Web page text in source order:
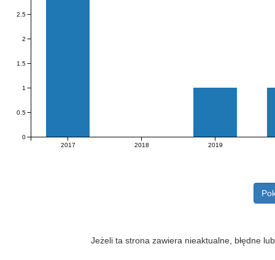
2017 2018 2019
0
0.5
1
1.5
2
2.5
Jeżeli ta strona zawiera nieaktualne, błędne